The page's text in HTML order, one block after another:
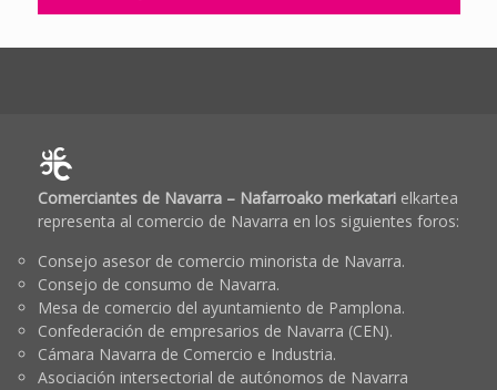
Comerciantes de Navarra – Nafarroako merkatarielkartea
representa al comercio de Navarra en los siguientes foros:
Consejo asesor de comercio minorista de Navarra.
Consejo de consumo de Navarra.
Mesa de comercio del ayuntamiento de Pamplona.
Confederación de empresarios de Navarra (CEN).
Cámara Navarra de Comercio e Industria.
Asociación intersectorial de autónomos de Navarra